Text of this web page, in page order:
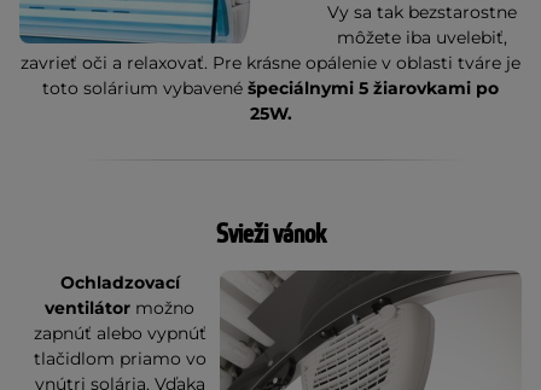
Vy sa tak bezstarostne
môžete iba uvelebiť,
zavrieť oči a relaxovať. Pre krásne opálenie v oblasti tváre je
toto solárium vybavené špeciálnymi 5 žiarovkami po
25W.
Svieži vánok
Ochladzovací
ventilátor možno
zapnúť alebo vypnúť
tlačidlom priamo vo
vnútri solária. Vďaka